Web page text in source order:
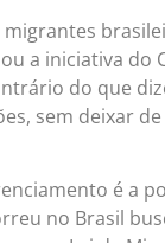
a iniciativa do
do que
sem deixar
é a
no Brasil